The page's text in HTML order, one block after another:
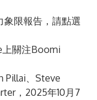
象限報告，請點選
上關注Boomi
Pillai、Steve
，2025年10月7